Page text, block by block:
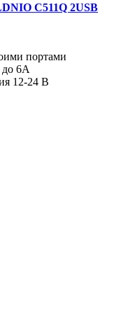
C511Q 2USB
портами
6А
12-24 В